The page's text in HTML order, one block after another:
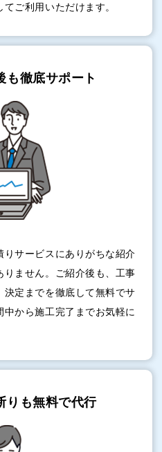
ご利用いただけます。
も徹底サポート
りサービスにありがちな紹介
りません。ご紹介後も、工事
決定までを徹底して無料でサ
から施工完了までお気軽に
りも無料で代行